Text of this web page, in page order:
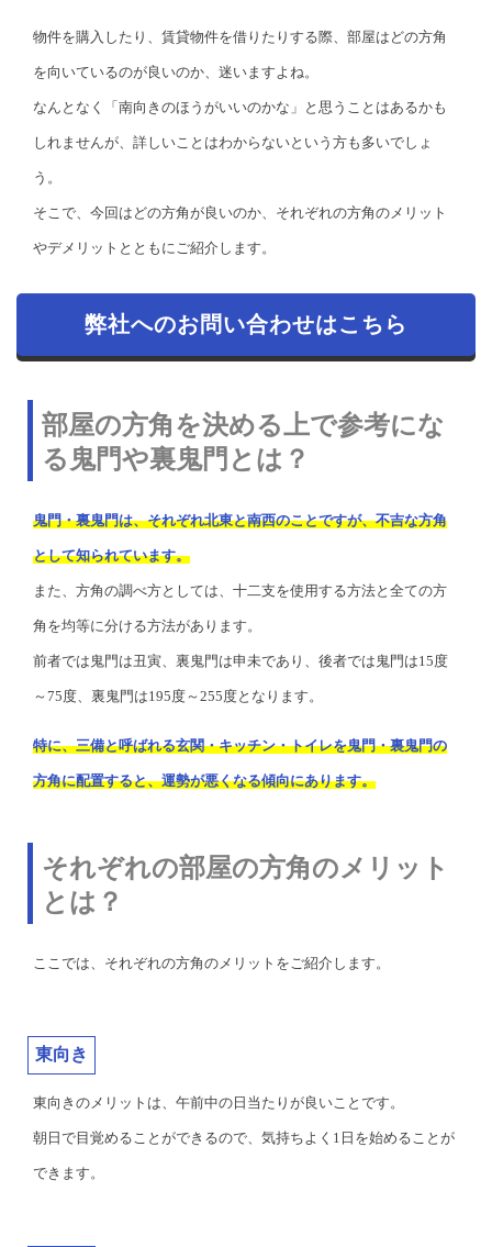
物件を購入したり、賃貸物件を借りたりする際、部屋はどの方角
を向いているのが良いのか、迷いますよね。
なんとなく「南向きのほうがいいのかな」と思うことはあるかも
しれませんが、詳しいことはわからないという方も多いでしょ
う。
そこで、今回はどの方角が良いのか、それぞれの方角のメリット
やデメリットとともにご紹介します。
弊社へのお問い合わせはこちら
部屋の方角を決める上で参考にな
る鬼門や裏鬼門とは？
鬼門・裏鬼門は、それぞれ北東と南西のことですが、不吉な方角
として知られています。
また、方角の調べ方としては、十二支を使用する方法と全ての方
角を均等に分ける方法があります。
前者では鬼門は丑寅、裏鬼門は申未であり、後者では鬼門は15度
～75度、裏鬼門は195度～255度となります。
特に、三備と呼ばれる玄関・キッチン・トイレを鬼門・裏鬼門の
方角に配置すると、運勢が悪くなる傾向にあります。
それぞれの部屋の方角のメリット
とは？
ここでは、それぞれの方角のメリットをご紹介します。
東向き
東向きのメリットは、午前中の日当たりが良いことです。
朝日で目覚めることができるので、気持ちよく1日を始めることが
できます。